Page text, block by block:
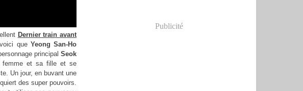
Dernier train avant
que Yeong San-Ho
principal Seok
femme et sa fille et se
Un jour, en buvant une
des super pouvoirs.
Publicité